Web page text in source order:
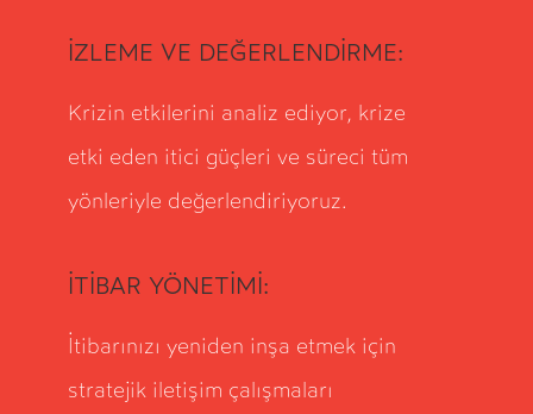
İZLEME VE DEĞERLENDİRME:
Krizin etkilerini analiz ediyor, krize
etki eden itici güçleri ve süreci tüm
yönleriyle değerlendiriyoruz.
İTİBAR YÖNETİMİ:
İtibarınızı yeniden inşa etmek için
stratejik iletişim çalışmaları